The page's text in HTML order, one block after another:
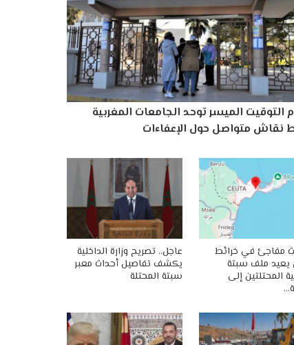
التوقيت الميسر توحد الجامعات المغربية
متواصل حول الإعفاءات
مفاجئ في خرائط
يعيد ملف سبتة
المحتلتين إلى
عاجل.. تصريح وزارة الداخلية
يكشف تفاصيل أحداث معبر
سبتة المحتلة